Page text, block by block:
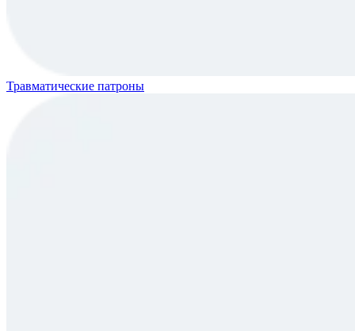
Травматические патроны